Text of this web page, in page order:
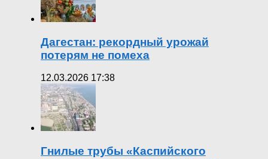
Дагестан: рекордный урожай
потерям не помеха
12.03.2026 17:38
Гнилые трубы «Каспийского